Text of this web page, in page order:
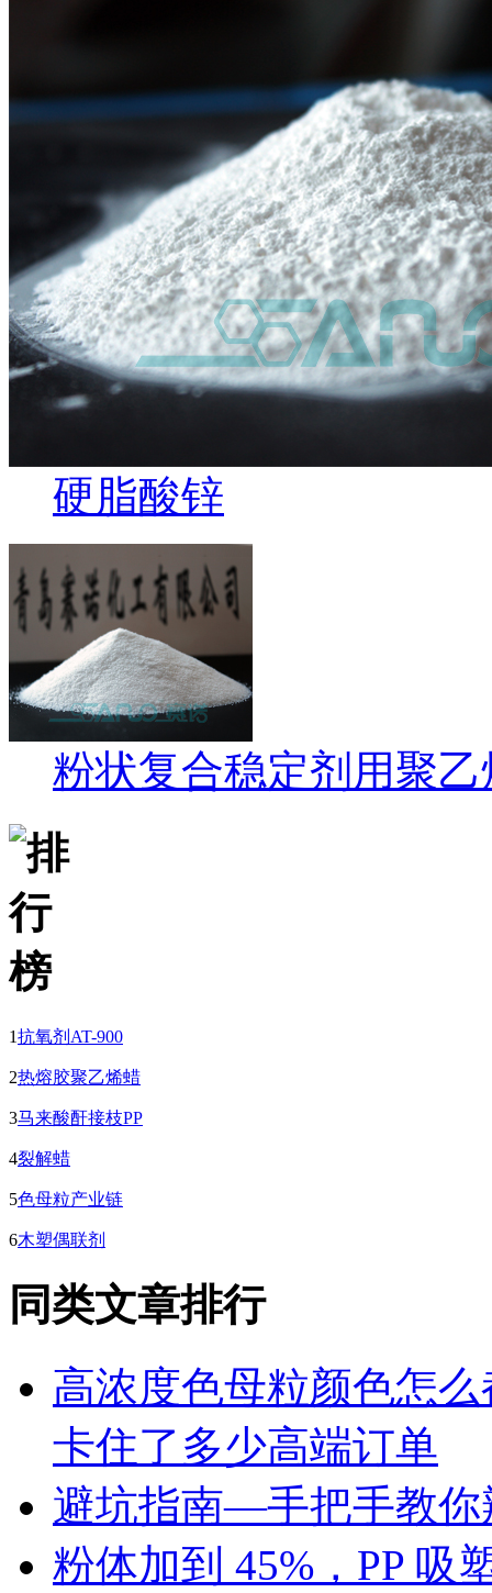
硬脂酸锌
粉状复合稳定剂用聚乙
1抗氧剂AT-900
2热熔胶聚乙烯蜡
3马来酸酐接枝PP
4裂解蜡
5色母粒产业链
6木塑偶联剂
同类文章排行
高浓度色母粒颜色怎
卡住了多少高端订单
避坑指南—手把手教你
粉体加到 45%，PP 吸